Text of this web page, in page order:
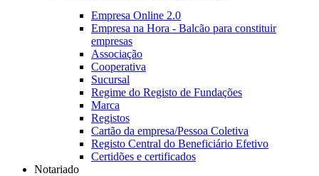
Empresa Online 2.0
Empresa na Hora - Balcão para constituir
empresas
Associação
Cooperativa
Sucursal
Regime do Registo de Fundações
Marca
Registos
Cartão da empresa/Pessoa Coletiva
Registo Central do Beneficiário Efetivo
Certidões e certificados
Notariado